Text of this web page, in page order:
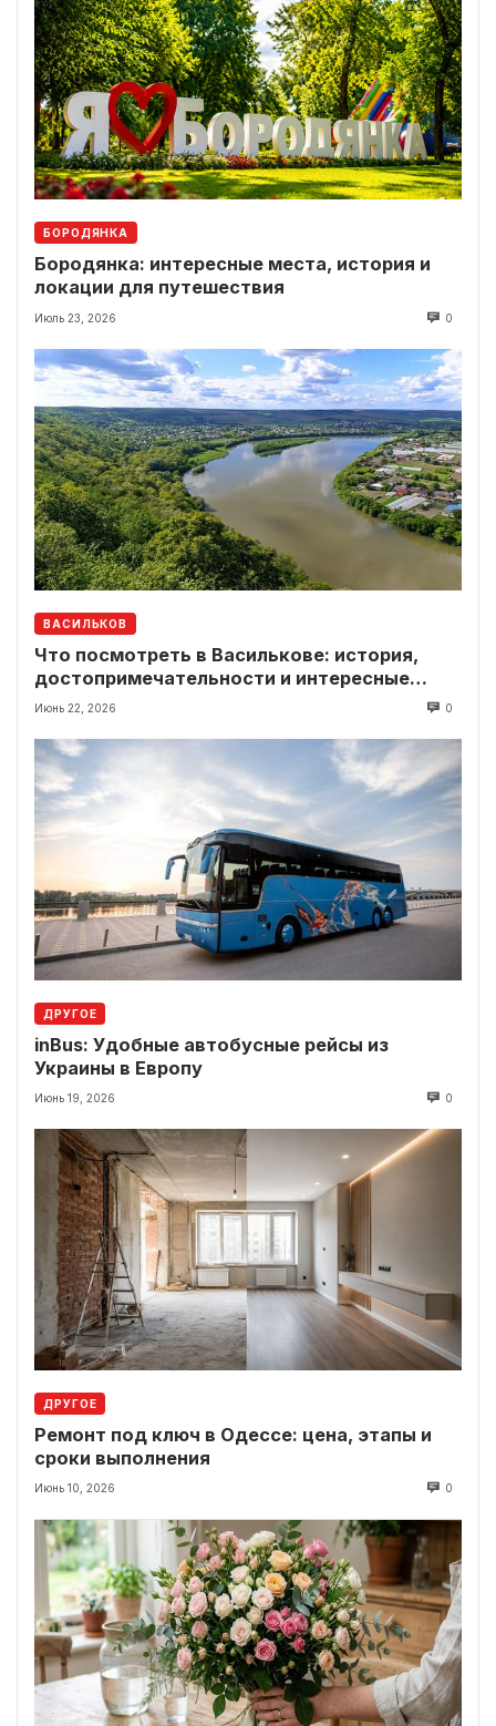
БОРОДЯНКА
Бородянка: интересные места, история и
локации для путешествия
Июль 23, 2026 0
ВАСИЛЬКОВ
Что посмотреть в Василькове: история,
достопримечательности и интересные
локации рядом
Июнь 22, 2026 0
ДРУГОЕ
inBus: Удобные автобусные рейсы из
Украины в Европу
Июнь 19, 2026 0
ДРУГОЕ
Ремонт под ключ в Одессе: цена, этапы и
сроки выполнения
Июнь 10, 2026 0